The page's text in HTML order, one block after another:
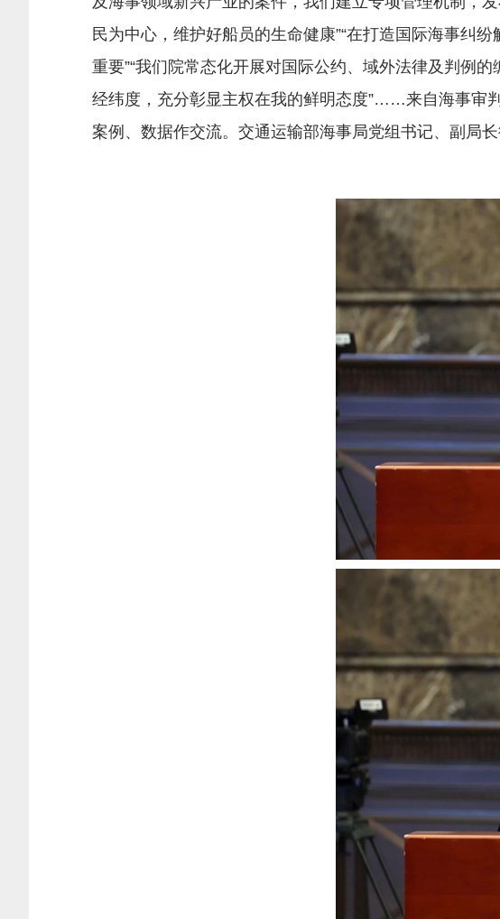
民为中心，维护好船员的生命健康”“在打造国际海事纠
重要”“我们院常态化开展对国际公约、域外法律及判例
经纬度，充分彰显主权在我的鲜明态度”……来自海事审
案例、数据作交流。交通运输部海事局党组书记、副局